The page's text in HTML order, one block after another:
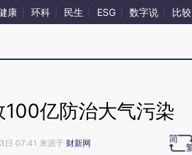
康 环科 民生 ESG 数字说 比较
亿防治大气污染
日 07:41 来源于 财新网